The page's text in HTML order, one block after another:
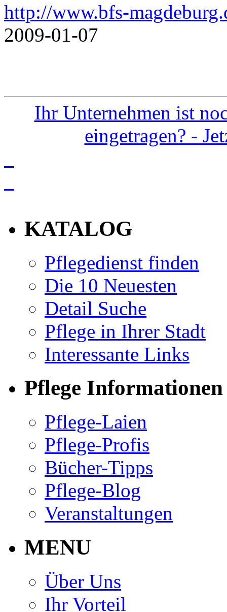
http://www.bfs-
2009-01-07
Ihr Unternehmen ist
eingetragen? -
KATALOG
Pflegedienst finden
Die 10 Neuesten
Detail Suche
Pflege in Ihrer Stadt
Interessante Links
Pflege Informationen
Pflege-Laien
Pflege-Profis
Bücher-Tipps
Pflege-Blog
Veranstaltungen
MENU
Über Uns
Ihr Vorteil